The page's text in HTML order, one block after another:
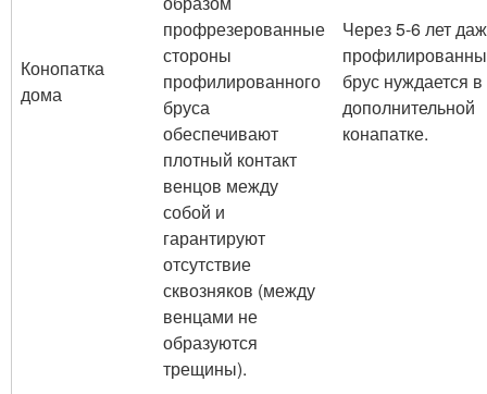
Конопатка
дома
профрезерованные
стороны
профилированного
бруса
обеспечивают
плотный контакт
венцов между
собой и
гарантируют
отсутствие
сквозняков (между
венцами не
образуются
трещины).
Через 5-6 лет
брус нуждается в
дополнительной
конапатке.